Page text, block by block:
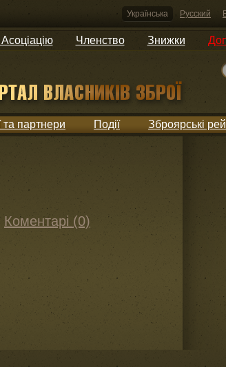
Українська Русский
Членство Знижки
та партнери Події Зброярські
Коментарі (0)